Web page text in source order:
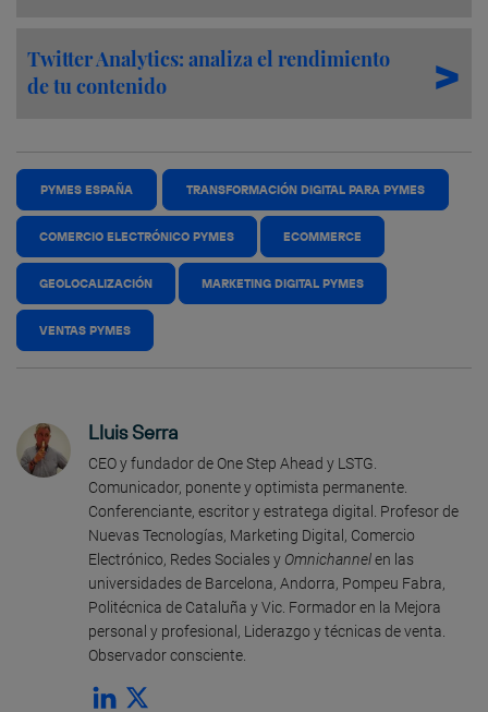
Twitter Analytics: analiza el rendimiento
de tu contenido
PYMES ESPAÑA TRANSFORMACIÓN DIGITAL PARA PYMES
COMERCIO ELECTRÓNICO PYMES ECOMMERCE
GEOLOCALIZACIÓN MARKETING DIGITAL PYMES
VENTAS PYMES
Lluis Serra
CEO y fundador de One Step Ahead y LSTG.
Comunicador, ponente y optimista permanente.
Conferenciante, escritor y estratega digital. Profesor de
Nuevas Tecnologías, Marketing Digital, Comercio
Electrónico, Redes Sociales y Omnichannelen las
universidades de Barcelona, Andorra, Pompeu Fabra,
Politécnica de Cataluña y Vic. Formador en la Mejora
personal y profesional, Liderazgo y técnicas de venta.
Observador consciente.